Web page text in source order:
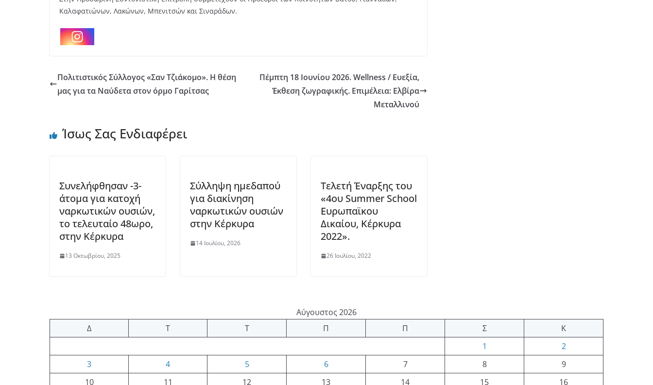
Καλαφατιώνων, Λακώνων, Μπενιτσών και Σιναράδων.
Πολιτιστικός Σύλλογος «Σαν Τζιάκομο». Η θέση
μας για τα Ναύδετα στον όρμο Γαρίτσας
Πέμπτη 18 Ιουνίου 2026. Wellness / Ευεξία,
Έκθεση ζωγραφικής. Επιμέλεια: Ελβίρα
Μεταλλινού
Ίσως Σας Ενδιαφέρει
Συνελήφθησαν -3-
άτομα για κατοχή
ναρκωτικών ουσιών,
το τελευταίο 48ωρο,
στην Κέρκυρα
13 Οκτωβρίου, 2025
Σύλληψη ημεδαπού
για διακίνηση
ναρκωτικών ουσιών
στην Κέρκυρα
14 Ιουλίου, 2026
Τελετή Έναρξης του
«4ου Summer School
Ευρωπαϊκου
Δικαίου, Κέρκυρα
2022».
26 Ιουλίου, 2022
Αύγουστος 2026
Δ
Τ Τ Π Π Σ
Κ
1
2
3
4 5 6 7 8
9
10
11 12 13 14 15
16